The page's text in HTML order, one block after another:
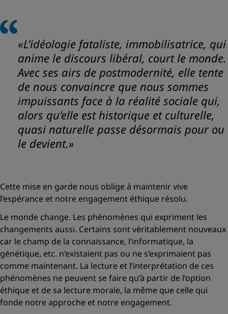
«L’idéologie fataliste, immobilisatrice, qui
anime le discours libéral, court le monde.
Avec ses airs de postmodernité, elle tente
de nous convaincre que nous sommes
impuissants face à la réalité sociale qui,
alors qu’elle est historique et culturelle,
quasi naturelle passe désormais pour ou
le devient.»
Cette mise en garde nous oblige à maintenir vive
l’espérance et notre engagement éthique résolu.
Le monde change. Les phénomènes qui expriment les
changements aussi. Certains sont véritablement nouveaux
car le champ de la connaissance, l’informatique, la
génétique, etc. n’existaient pas ou ne s’exprimaient pas
comme maintenant. La lecture et l’interprétation de ces
phénomènes ne peuvent se faire qu’à partir de l’option
éthique et de sa lecture morale, la même que celle qui
fonde notre approche et notre engagement.